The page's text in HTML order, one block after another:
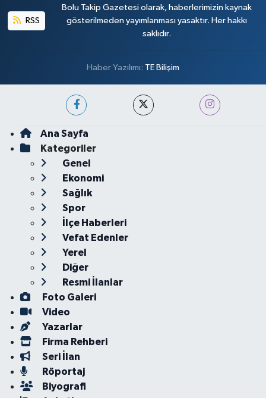
RSS
Bolu Takip Gazetesi olarak, haberlerimizin kaynak
gösterilmeden yayımlanması yasaktır. Her hakkı
saklıdır.
Haber Yazılımı: TE Bilişim
Ana Sayfa
Kategoriler
Genel
Ekonomi
Sağlık
Spor
İlçe Haberleri
Vefat Edenler
Yerel
Diğer
Resmi İlanlar
Foto Galeri
Video
Yazarlar
Firma Rehberi
Seri İlan
Röportaj
Biyografi